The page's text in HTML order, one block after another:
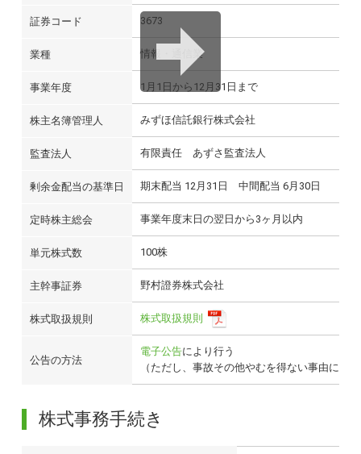
証券コード 3673
業種 情報・通信業
事業年度 1月1日から12月31日まで
株主名簿管理人 みずほ信託銀行株式会社
監査法人 有限責任 あずさ監査法人
剰余金配当の基準日 期末配当 12月31日 中間配当 6月30日
定時株主総会 事業年度末日の翌日から3ヶ月以内
単元株式数 100株
主幹事証券 野村證券株式会社
株式取扱規則 株式取扱規則
公告の方法
電子公告により行う
（ただし、事故その他やむを得ない事由によ
株式事務手続き